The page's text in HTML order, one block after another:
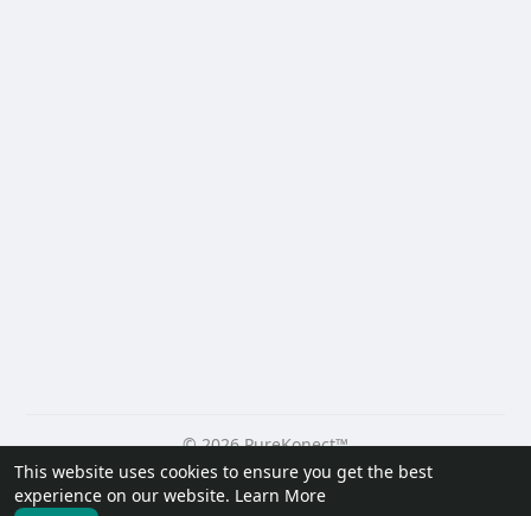
This website uses cookies to ensure you get the best
experience on our website. Learn More
© 2026 PureKonect™
Home
About Contact Us Privacy Policy
Terms of Use
Request a Refund
Blog